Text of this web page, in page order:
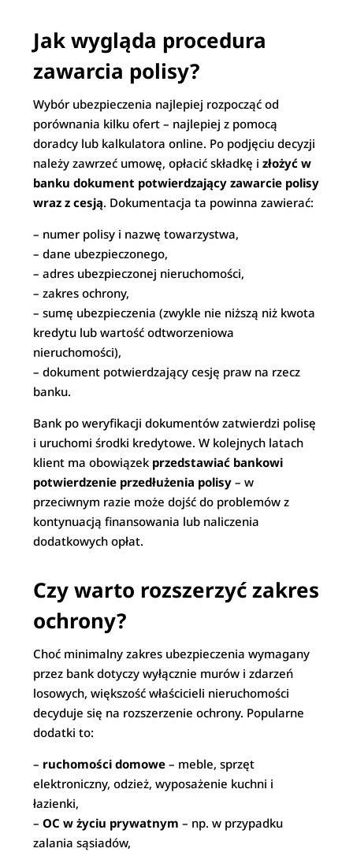
Jak wygląda procedura
zawarcia polisy?
Wybór ubezpieczenia najlepiej rozpocząć od
porównania kilku ofert – najlepiej z pomocą
doradcy lub kalkulatora online. Po podjęciu decyzji
należy zawrzeć umowę, opłacić składkę izłożyć w
banku dokument potwierdzający zawarcie polisy
wraz z cesją. Dokumentacja ta powinna zawierać:
– numer polisy i nazwę towarzystwa,
– dane ubezpieczonego,
– adres ubezpieczonej nieruchomości,
– zakres ochrony,
– sumę ubezpieczenia (zwykle nie niższą niż kwota
kredytu lub wartość odtworzeniowa
nieruchomości),
– dokument potwierdzający cesję praw na rzecz
banku.
Bank po weryfikacji dokumentów zatwierdzi polisę
i uruchomi środki kredytowe. W kolejnych latach
klient ma obowiązek przedstawiać bankowi
potwierdzenie przedłużenia polisy – w
przeciwnym razie może dojść do problemów z
kontynuacją finansowania lub naliczenia
dodatkowych opłat.
Czy warto rozszerzyć zakres
ochrony?
Choć minimalny zakres ubezpieczenia wymagany
przez bank dotyczy wyłącznie murów i zdarzeń
losowych, większość właścicieli nieruchomości
decyduje się na rozszerzenie ochrony. Popularne
dodatki to:
– ruchomości domowe – meble, sprzęt
elektroniczny, odzież, wyposażenie kuchni i
łazienki,
–OC w życiu prywatnym – np. w przypadku
zalania sąsiadów,